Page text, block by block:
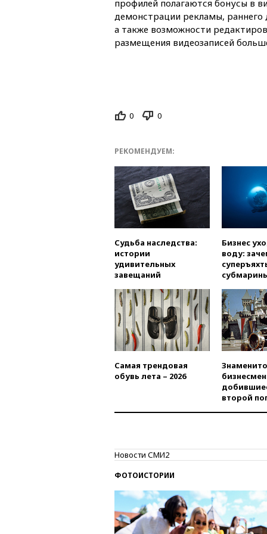
профилей полагаются бонусы в
демонстрации рекламы, раннего
а также возможности
размещения видеозаписей
0 0
РЕКОМЕНДУЕМ:
Судьба наследства:
истории
удивительных
завещаний
Бизнес
воду:
Самая трендовая
обувь лета – 2026
второй
Новости СМИ2
ФОТОИСТОРИИ